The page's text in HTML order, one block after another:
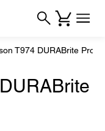
T974 DURABrite Pro